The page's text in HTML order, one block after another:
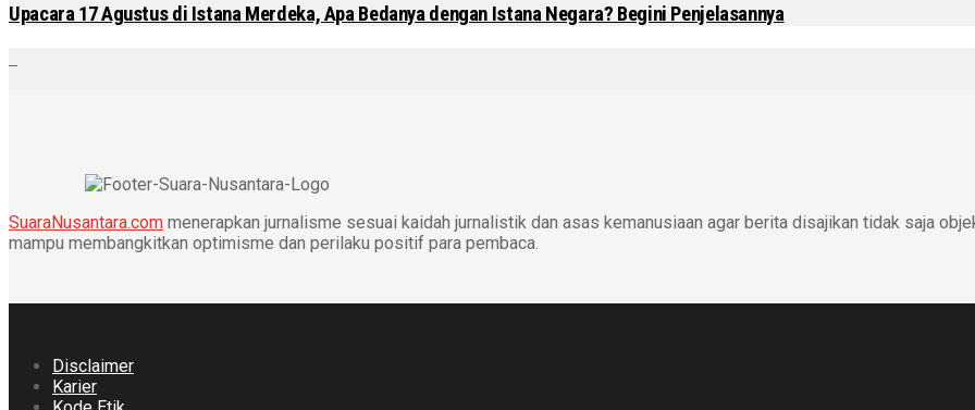
Upacara 17 Agustus di Istana Merdeka, Apa Bedanya dengan Istana Negara? Begini Penjelasannya
SuaraNusantara.com menerapkan jurnalisme sesuai kaidah jurnalistik dan asas kemanusiaan agar berita disajikan tidak saja
mampu membangkitkan optimisme dan perilaku positif para pembaca.
Disclaimer
Karier